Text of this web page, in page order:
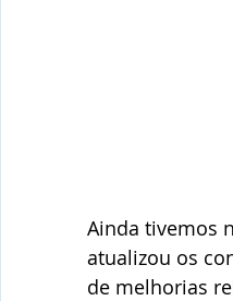
Ainda tivemos
atualizou os
de melhorias